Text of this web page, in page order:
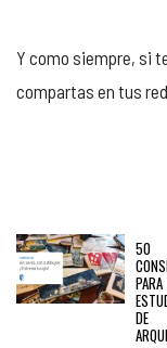
Y como siempre, si
compartas en tus
50
PARA
DE